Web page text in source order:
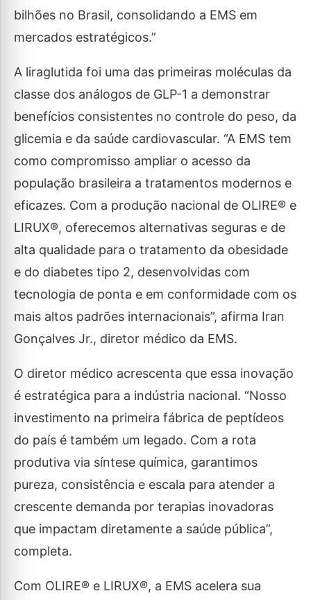
bilhões no Brasil, consolidando a EMS em
mercados estratégicos.”
A liraglutida foi uma das primeiras moléculas da
classe dos análogos de GLP-1 a demonstrar
benefícios consistentes no controle do peso, da
glicemia e da saúde cardiovascular. “A EMS tem
como compromisso ampliar o acesso da
população brasileira a tratamentos modernos e
eficazes. Com a produção nacional de OLIRE® e
LIRUX®, oferecemos alternativas seguras e de
alta qualidade para o tratamento da obesidade
e do diabetes tipo 2, desenvolvidas com
tecnologia de ponta e em conformidade com os
mais altos padrões internacionais”, afirma Iran
Gonçalves Jr., diretor médico da EMS.
O diretor médico acrescenta que essa inovação
é estratégica para a indústria nacional. “Nosso
investimento na primeira fábrica de peptídeos
do país é também um legado. Com a rota
produtiva via síntese química, garantimos
pureza, consistência e escala para atender a
crescente demanda por terapias inovadoras
que impactam diretamente a saúde pública”,
completa.
Com OLIRE® e LIRUX®, a EMS acelera sua